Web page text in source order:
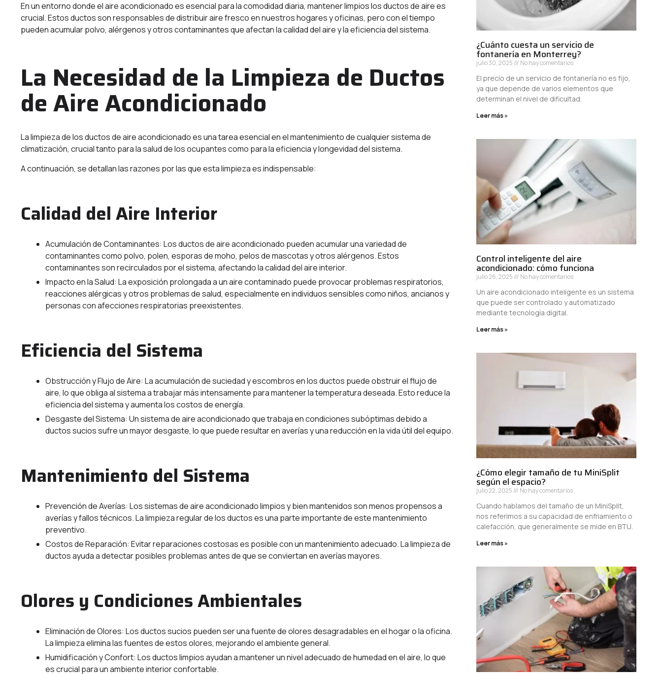
En un entorno donde el aire acondicionado es esencial para la comodidad diaria, mantener limpios los ductos de aire es
crucial. Estos ductos son responsables de distribuir aire fresco en nuestros hogares y oficinas, pero con el tiempo
pueden acumular polvo, alérgenos y otros contaminantes que afectan la calidad del aire y la eficiencia del sistema.
La Necesidad de la Limpieza de Ductos
de Aire Acondicionado
La limpieza de los ductos de aire acondicionado es una tarea esencial en el mantenimiento de cualquier sistema de
climatización, crucial tanto para la salud de los ocupantes como para la eficiencia y longevidad del sistema.
A continuación, se detallan las razones por las que esta limpieza es indispensable:
Calidad del Aire Interior
Acumulación de Contaminantes: Los ductos de aire acondicionado pueden acumular una variedad de
contaminantes como polvo, polen, esporas de moho, pelos de mascotas y otros alérgenos. Estos
contaminantes son recirculados por el sistema, afectando la calidad del aire interior.
Impacto en la Salud: La exposición prolongada a un aire contaminado puede provocar problemas respiratorios,
reacciones alérgicas y otros problemas de salud, especialmente en individuos sensibles como niños, ancianos y
personas con afecciones respiratorias preexistentes.
Eficiencia del Sistema
Obstrucción y Flujo de Aire: La acumulación de suciedad y escombros en los ductos puede obstruir el flujo de
aire, lo que obliga al sistema a trabajar más intensamente para mantener la temperatura deseada. Esto reduce la
eficiencia del sistema y aumenta los costos de energía.
Desgaste del Sistema: Un sistema de aire acondicionado que trabaja en condiciones subóptimas debido a
ductos sucios sufre un mayor desgaste, lo que puede resultar en averías y una reducción en la vida útil del equipo.
Mantenimiento del Sistema
Prevención de Averías: Los sistemas de aire acondicionado limpios y bien mantenidos son menos propensos a
averías y fallos técnicos. La limpieza regular de los ductos es una parte importante de este mantenimiento
preventivo.
Costos de Reparación: Evitar reparaciones costosas es posible con un mantenimiento adecuado. La limpieza de
ductos ayuda a detectar posibles problemas antes de que se conviertan en averías mayores.
Olores y Condiciones Ambientales
Eliminación de Olores: Los ductos sucios pueden ser una fuente de olores desagradables en el hogar o la oficina.
La limpieza elimina las fuentes de estos olores, mejorando el ambiente general.
Humidificación y Confort: Los ductos limpios ayudan a mantener un nivel adecuado de humedad en el aire, lo que
es crucial para un ambiente interior confortable.
¿Cuánto cuesta un servicio de
fontanería en Monterrey?
julio 30, 2025 No hay comentarios
El precio de un servicio de fontanería no es fijo,
ya que depende de varios elementos que
determinan el nivel de dificultad.
Leer más »
Control inteligente del aire
acondicionado: cómo funciona
julio 26, 2025 No hay comentarios
Un aire acondicionado inteligente es un sistema
que puede ser controlado y automatizado
mediante tecnología digital.
Leer más »
¿Cómo elegir tamaño de tu MiniSplit
según el espacio?
julio 22, 2025 No hay comentarios
Cuando hablamos del tamaño de un MiniSplit,
nos referimos a su capacidad de enfriamiento o
calefacción, que generalmente se mide en BTU.
Leer más »